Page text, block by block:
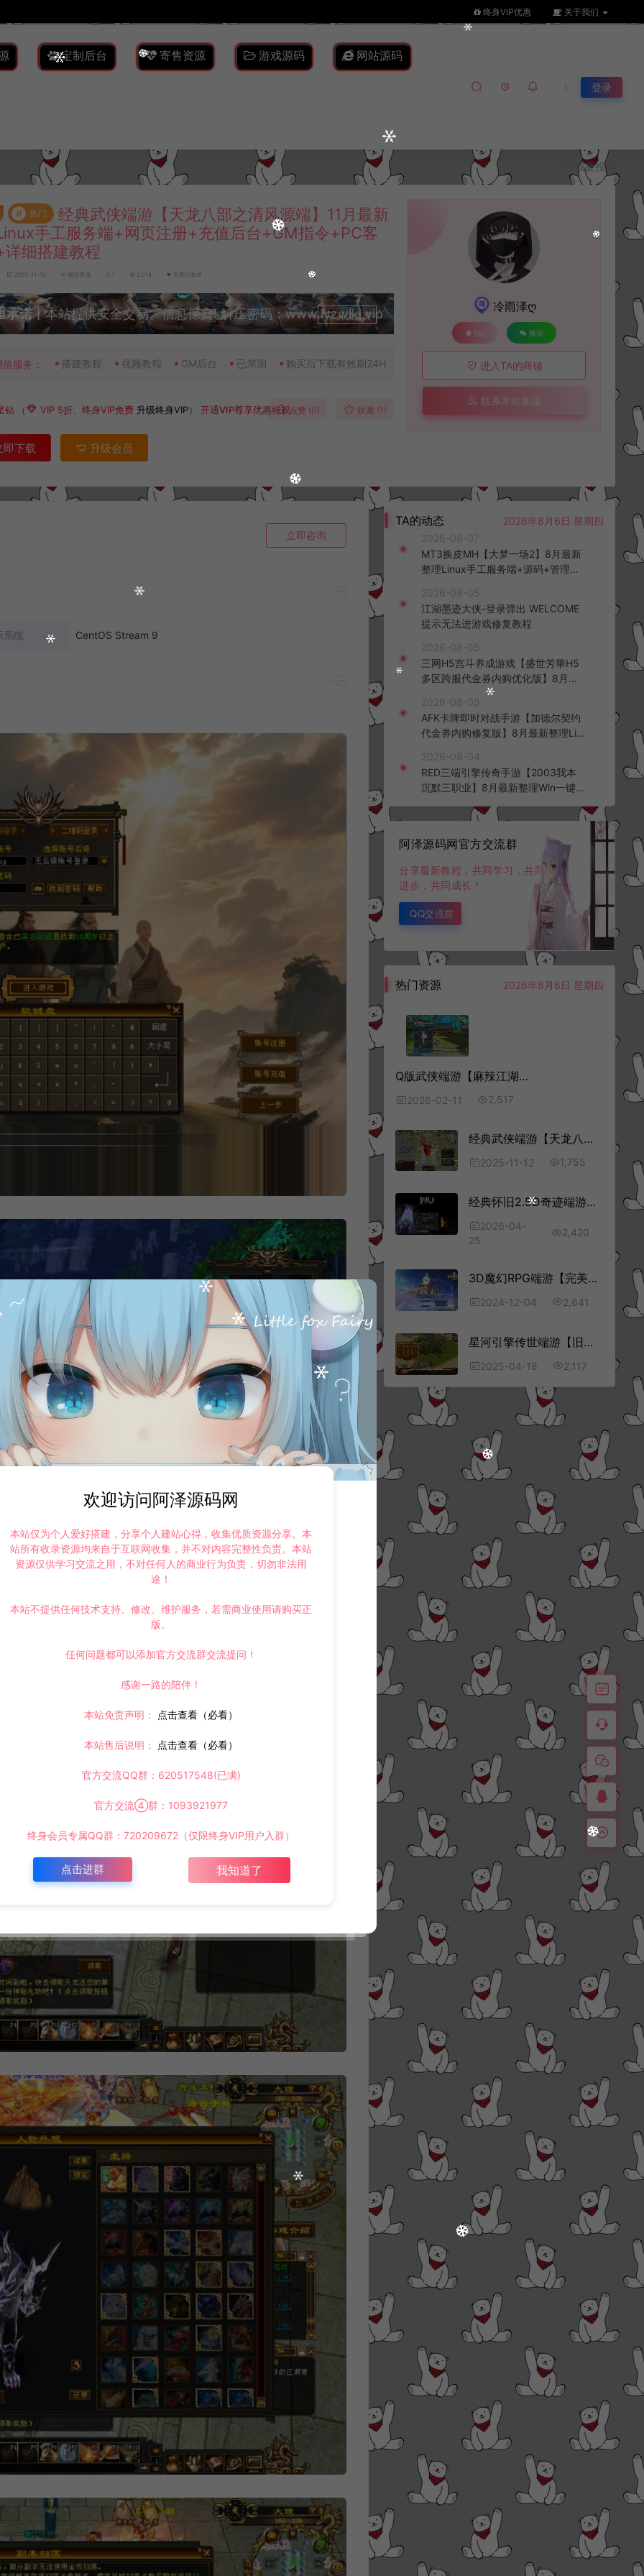
终身VIP优惠 关于我们
定制后台 寄售资源 游戏源码 网站源码
登录
我要投稿
# 热门
经典武侠端游【天龙八部之清风源端】11月最新
手工服务端+网页注册+充值后台+GM指令+PC客
详细搭建教程
2025-11-12 端游资源 1 2,014 百度已收录
承诺丨本站提供安全交易、信息保真! 解压密码：www.lyzwlkj.vip
升级会员
值服务： 搭建教程 视频教程 GM后台 已亲测 购买后下载有效期24H
钻 （ VIP 5折、终身VIP免费 升级终身VIP）开通VIP尊享优惠特权点赞 (0) 收藏 (1)
下载 升级会员
冷雨泽ღ
QQ 微信
进入TA的商铺
联系本站客服
立即咨询
系统 CentOS Stream 9
TA的动态
2026年8月6日 星期四
2026-08-07
MT3换皮MH【大梦一场2】8月最新
整理Linux手工服务端+源码+管理后
频教程
2026-08-05
江湖墨迹大侠-登录弹出 WELCOME
提示无法进游戏修复教程
2026-08-05
三网H5宫斗养成游戏【盛世芳華H5
多区跨服代金券内购优化版】8月最
新整理Linux手工服务端+CDK授权后
台+全资源安卓+详细搭建教程+视频
教程
2026-08-05
AFK卡牌即时对战手游【加德尔契约
代金券内购修复版】8月最新整理Lin
K授权后台+安卓苹果双端+详细搭建
教程+视频教程
2026-08-04
RED三端引擎传奇手游【2003我本
沉默三职业】8月最新整理Win一键
阿泽源码网官方交流群
分享最新教程，共同学习，共同
进步，共同成长！
QQ交流群
热门资源 2026年8月6日 星期四
Q版武侠端游【麻辣江湖原始版】2月最新整理Linux手工服务端+PC客户端+详细搭建教程
2026-02-11 2,517
经典武侠端游【天龙八部之怀旧七情源端】11月最新整理Linux手工服务端+网页注册+充值后台+GM指令+PC客户端+详细搭建教程
2025-11-12 1,755
经典怀旧2.5D奇迹端游【天空奇迹S6特色版】4月最新整理Win一键服务端+网页注册+GM工具+PC客户端+详细搭建教程
2026-04-
25
2,420
3D魔幻RPG端游【完美国际151荣耀与新生十职业】12月最新整理Linux手工服务端+管理后台+网页注册+GM指令+GM工具+PC客户端+详细搭建教程
2024-12-04 2,641
星河引擎传世端游【旧梦传世】4月最新整理Win一键服务端+登陆器补丁+客户端+详细搭建教程
2025-04-18 2,117
欢迎访问阿泽源码网
本站仅为个人爱好搭建，分享个人建站心得，收集优质资源分享。本
站所有收录资源均来自于互联网收集，并不对内容完整性负责。本站
资源仅供学习交流之用，不对任何人的商业行为负责，切勿非法用
途！
本站不提供任何技术支持、修改、维护服务，若需商业使用请购买正
版。
任何问题都可以添加官方交流群交流提问！
感谢一路的陪伴！
本站免责声明： 点击查看（必看）
本站售后说明： 点击查看（必看）
官方交流QQ群：620517548(已满)
官方交流④群：1093921977
终身会员专属QQ群：720209672（仅限终身VIP用户入群）
点击进群 我知道了